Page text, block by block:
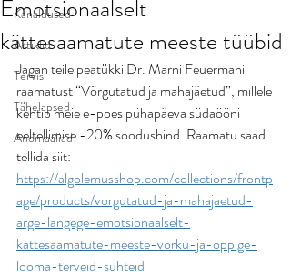
Kanaldused
Artiklid
Tervis
Tähelapsed
Anomaaliad
Emotsionaalselt
kättesaamatute meeste tüübid
Jagan teile peatükki Dr. Marni Feuermani
raamatust “Võrgutatud ja mahajäetud”, millele
kehtib meie e-poes pühapäeva südaööni
eeltellimise -20% soodushind. Raamatu saad
tellida siit:
https://algolemusshop.com/collections/frontp
age/products/vorgutatud-ja-mahajaetud-
arge-langege-emotsionaalselt-
kattesaamatute-meeste-vorku-ja-oppige-
looma-terveid-suhteid